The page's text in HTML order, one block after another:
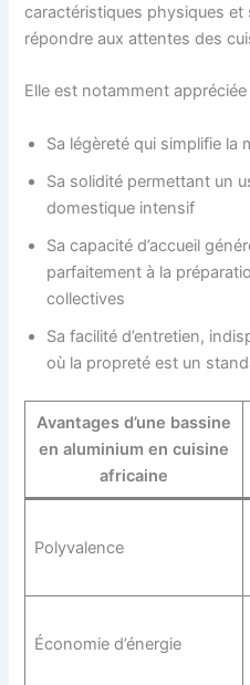
caractéristiques physiques
répondre aux attentes des
Elle est notamment appréciée
Sa légèreté qui simplifie la
Sa solidité permettant un
domestique intensif
Sa capacité d’accueil
parfaitement à la
collectives
Sa facilité d’entretien,
où la propreté est un
Avantages d’une bassine
en aluminium en cuisine
africaine
Polyvalence
Économie d’énergie